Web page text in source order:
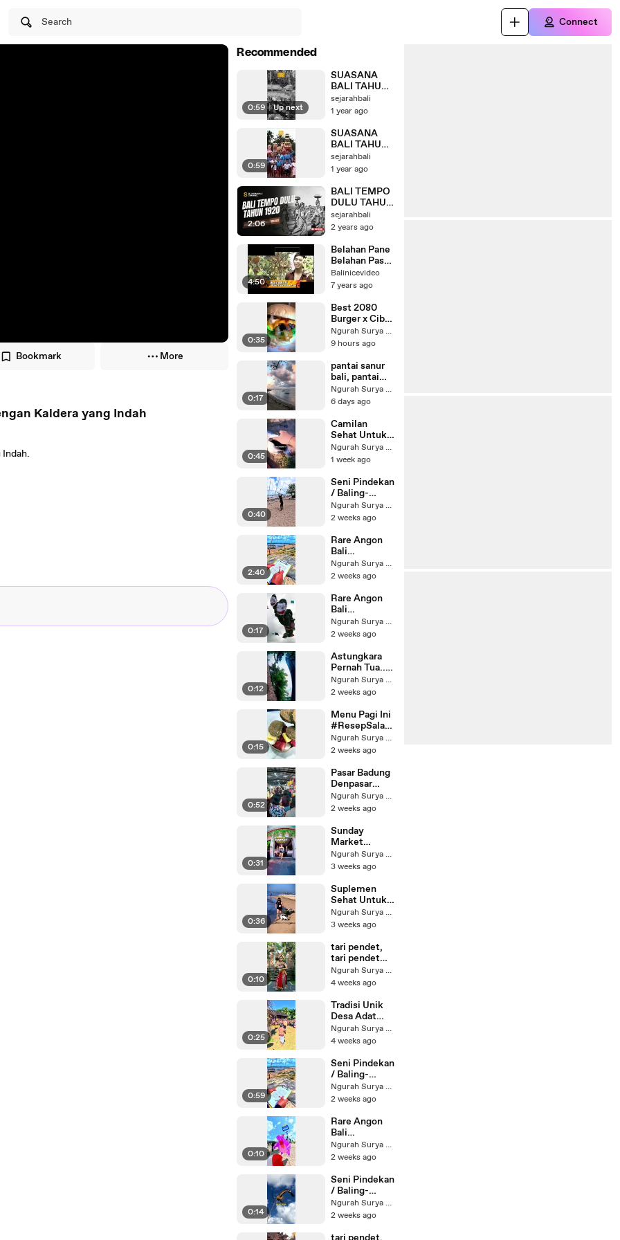
Search Connect
Bookmark More
Kaldera yang Indah
Indah.
Recommended
0:59 | Up next
SUASANA
BALI TAHUN
1932
sejarahbali
1 year ago
0:59
SUASANA
BALI TAHUN
1990
sejarahbali
1 year ago
2:06
BALI TEMPO
DULU TAHUN
1920
sejarahbali
2 years ago
4:50
Belahan Pane
Belahan Paso
Dedek BRTV
Balinicevideo
7 years ago
0:35
Best 2080
Burger x Cibo
Pasta House
Sanur Bali
#CiboPasta
#BurgerHous
e #Sanur
#Bali
Ngurah Surya Kusuma
9 hours ago
0:17
pantai sanur
bali, pantai
sanur sunrise,
wisata pantai
keindahan
pantai sanur,
sanur beach
bali
#PantaiSanur
#SanurBeach
#WisataBali
#SunriseSanu
r #ExploreBali
Ngurah Surya Kusuma
6 days ago
0:45
Camilan
Sehat Untuk
Anabul
Ngurah Surya Kusuma
1 week ago
0:40
Seni Pindekan
/ Baling-
Baling Bambu
Tradisional
#Pindekan
#PindekanBal
i #TradisiBali
#SuaraPindek
an
#BudayaBali
Ngurah Surya Kusuma
2 weeks ago
2:40
Rare Angon
Bali
International
Kite Festival
2026 ​
#RareAngon
#BaliKiteFest
ival
#LayangLaya
ngBali
#TradisiBali
#LayanganJan
ggan
Ngurah Surya Kusuma
2 weeks ago
0:17
Rare Angon
Bali
International
Kite Festival
#RareAngon
#BaliKiteFest
ival
#LayangLaya
ngBali
#TradisiBali
#LayanganJan
ggan
Ngurah Surya Kusuma
2 weeks ago
0:12
Astungkara
Pernah Tua...
#AksariVillaU
bud
#BaliHoneym
oon #VillaBali
#ExploreBali
Ngurah Surya Kusuma
2 weeks ago
0:15
Menu Pagi Ini
#ResepSalad
#SaladSayur
#MenuDiet
#MakananSeh
at
Ngurah Surya Kusuma
2 weeks ago
0:52
Pasar Badung
Denpasar
Bali...
#PasarBadung
#WisataBali
#DenpasarHar
iIni
#ExploreBali
Ngurah Surya Kusuma
2 weeks ago
0:31
Sunday
Market
KUDETA
Beach Club
#KuDeTa
#SundayMark
et
#SeminyakBe
achClub
#BeachClub
#Bali
Ngurah Surya Kusuma
3 weeks ago
0:36
Suplemen
Sehat Untuk
Bulu Dan Kulit
Anabul | Dr.
Fur
Ngurah Surya Kusuma
3 weeks ago
0:10
tari pendet,
tari pendet
bali, penari
bali, penari
tarian bali,
budaya bali,
kesenian bali,
tari tradisional
indonesia,
tarian
penyambutan
bali, gerak tari
pendet,
pakaian adat
​#TariPendet
#Bali
#BudayaBali
#TariTradision
Ngurah Surya Kusuma
4 weeks ago
0:25
Tradisi Unik
Desa Adat
Tenganan
Dauh Tukad
Bali
#PerangPand
an
#MekareKare
#BudayaBali
#ExploreBali
#BaliAga
Ngurah Surya Kusuma
4 weeks ago
0:59
Seni Pindekan
/ Baling-
Baling Bambu
Tradisional
#Pindekan
#PindekanBal
i #TradisiBali
#SuaraPindek
an
#BudayaBali
Ngurah Surya Kusuma
2 weeks ago
0:10
Rare Angon
Bali
International
Kite Festival
2026 ​
#RareAngon
#BaliKiteFest
ival
#LayangLaya
ngBali
Ngurah Surya Kusuma
2 weeks ago
0:14
Seni Pindekan
/ Baling-
Baling Bambu
Tradisional
#Pindekan
Ngurah Surya Kusuma
2 weeks ago